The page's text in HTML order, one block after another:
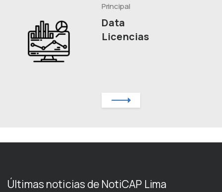
Principal
Data
Licencias
Últimas noticias de NotiCAP Lima